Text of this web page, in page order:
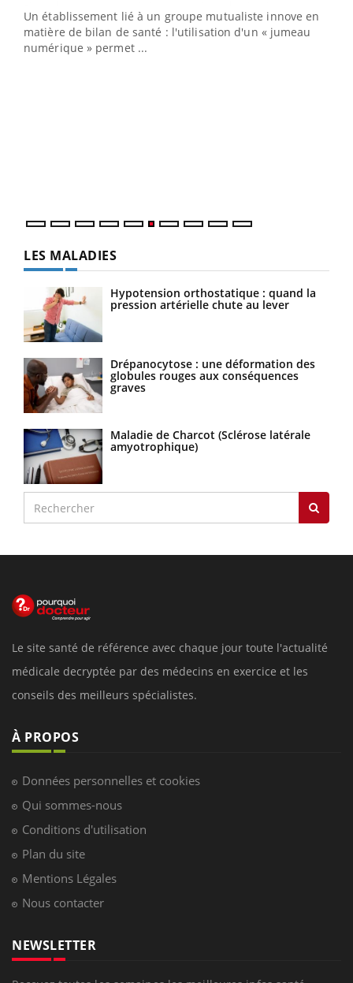
Un établissement lié à un groupe mutualiste innove en
matière de bilan de santé : l'utilisation d'un « jumeau
numérique » permet ...
LES MALADIES
Hypotension orthostatique : quand la
pression artérielle chute au lever
Drépanocytose : une déformation des
globules rouges aux conséquences
graves
Maladie de Charcot (Sclérose latérale
amyotrophique)
Le site santé de référence avec chaque jour toute l'actualité
médicale decryptée par des médecins en exercice et les
conseils des meilleurs spécialistes.
À PROPOS
Données personnelles et cookies
Qui sommes-nous
Conditions d'utilisation
Plan du site
Mentions Légales
Nous contacter
NEWSLETTER